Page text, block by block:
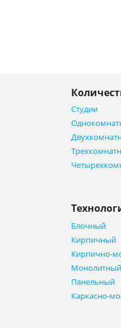
Студии
Блочный
Кирпичный
Кирпично-
Монолитный
Панельный
Каркасно-